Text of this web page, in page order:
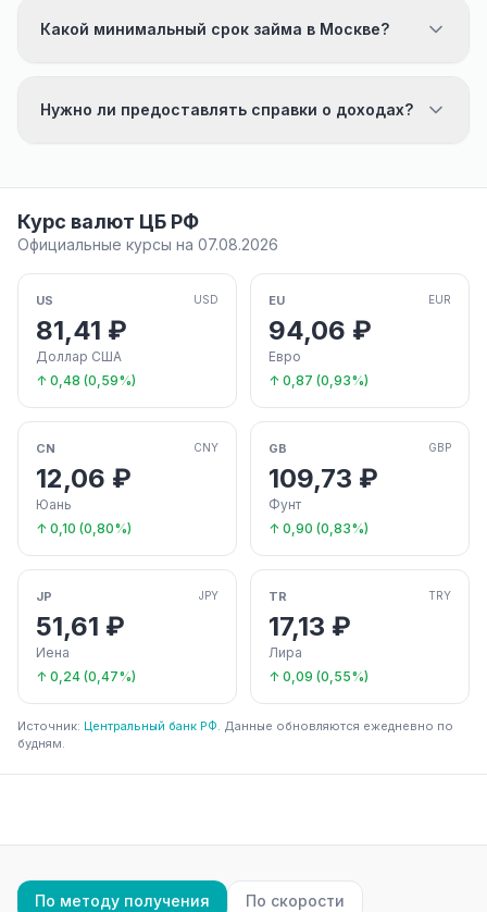
Какой минимальный срок займа в Москве?
Нужно ли предоставлять справки о доходах?
Курс валют ЦБ РФ
Официальные курсы на 07.08.2026
US USD
81,41 ₽
Доллар США
↑ 0,48 (0,59%)
EU EUR
94,06 ₽
Евро
↑ 0,87 (0,93%)
CN CNY
12,06 ₽
Юань
↑ 0,10 (0,80%)
GB GBP
109,73 ₽
Фунт
↑ 0,90 (0,83%)
JP JPY
51,61 ₽
Иена
↑ 0,24 (0,47%)
TR TRY
17,13 ₽
Лира
↑ 0,09 (0,55%)
Источник: Центральный банк РФ. Данные обновляются ежедневно по
будням.
По методу получения По скорости